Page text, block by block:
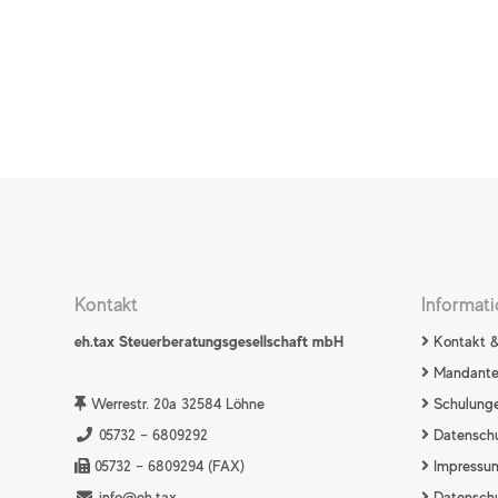
Kontakt
eh.tax Steuerberatungsgesellschaft mbH
Werrestr. 20a 32584 Löhne
05732 – 6809292
05732 – 6809294 (FAX)
Kontakt